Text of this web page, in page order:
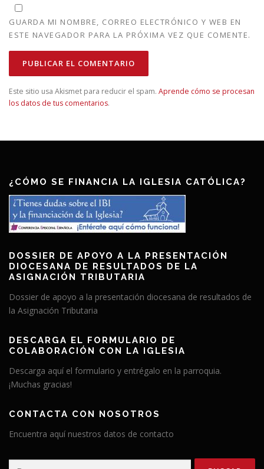
GUARDA MI NOMBRE, CORREO ELECTRÓNICO Y WEB EN
ESTE NAVEGADOR PARA LA PRÓXIMA VEZ QUE COMENTE.
Este sitio usa Akismet para reducir el spam. Aprende cómo se procesan
los datos de tus comentarios.
¿CÓMO SE FINANCIA LA IGLESIA CATÓLICA?
DOSSIER DE APOYO A LA PRESENTACIÓN
DIOCESANA DE RESULTADOS DE LA
ASIGNACIÓN TRIBUTARIA
Dossier de apoyo a la presentación diocesana de resultados de
la Asignación Tributaria
DESCARGA EL FORMULARIO DE
COLABORACIÓN CON LA IGLESIA
Descarga aquí el formulario y entrégalo en la parroquia.
¡Muchas gracias!
CONTACTA CON NOSOTROS
Encuentra aquí nuestros datos de contacto